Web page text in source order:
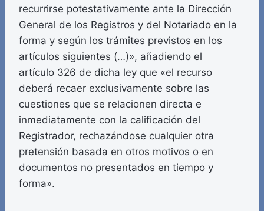
recurrirse potestativamente ante la Dirección
General de los Registros y del Notariado en la
forma y según los trámites previstos en los
artículos siguientes (…)», añadiendo el
artículo 326 de dicha ley que «el recurso
deberá recaer exclusivamente sobre las
cuestiones que se relacionen directa e
inmediatamente con la calificación del
Registrador, rechazándose cualquier otra
pretensión basada en otros motivos o en
documentos no presentados en tiempo y
forma».